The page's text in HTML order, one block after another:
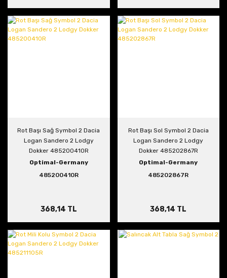
Rot Başı Sağ Symbol 2 Dacia
Logan Sandero 2 Lodgy
Dokker 485200410R
Optimal-Germany
485200410R
368,14 TL
Rot Başı Sol Symbol 2 Dacia
Logan Sandero 2 Lodgy
Dokker 485202867R
Optimal-Germany
485202867R
368,14 TL